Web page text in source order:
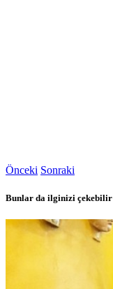
Önceki Sonraki
Bunlar da ilginizi çekebilir